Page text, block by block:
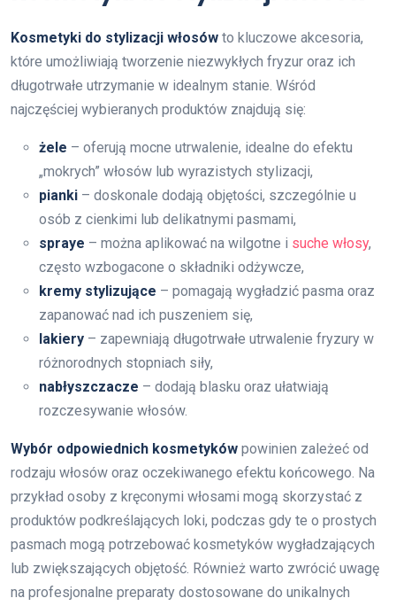
Kosmetyki do stylizacji włosów to kluczowe akcesoria,
które umożliwiają tworzenie niezwykłych fryzur oraz ich
długotrwałe utrzymanie w idealnym stanie. Wśród
najczęściej wybieranych produktów znajdują się:
żele – oferują mocne utrwalenie, idealne do efektu
„mokrych” włosów lub wyrazistych stylizacji,
pianki – doskonale dodają objętości, szczególnie u
osób z cienkimi lub delikatnymi pasmami,
spraye – można aplikować na wilgotne i suche włosy,
często wzbogacone o składniki odżywcze,
kremy stylizujące – pomagają wygładzić pasma oraz
zapanować nad ich puszeniem się,
lakiery – zapewniają długotrwałe utrwalenie fryzury w
różnorodnych stopniach siły,
nabłyszczacze – dodają blasku oraz ułatwiają
rozczesywanie włosów.
Wybór odpowiednich kosmetyków powinien zależeć od
rodzaju włosów oraz oczekiwanego efektu końcowego. Na
przykład osoby z kręconymi włosami mogą skorzystać z
produktów podkreślających loki, podczas gdy te o prostych
pasmach mogą potrzebować kosmetyków wygładzających
lub zwiększających objętość. Również warto zwrócić uwagę
na profesjonalne preparaty dostosowane do unikalnych